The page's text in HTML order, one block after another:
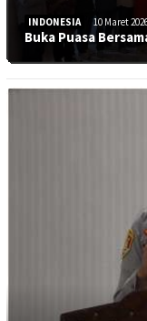
INDONESIA 10 Maret
Buka Puasa